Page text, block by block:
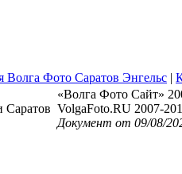
Фото Саратов Энгельс |
Саратов
«Волга Фото Сайт»
VolgaFoto.RU 2007-
Документ от 09/08/